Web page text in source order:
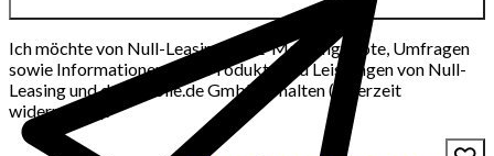
Ich möchte von Null-Leasing per E-Mail Angebote, Umfragen
sowie Informationen über Produkte und Leistungen von Null-
Leasing und der mobile.de GmbH erhalten (jederzeit
widerrufbar).